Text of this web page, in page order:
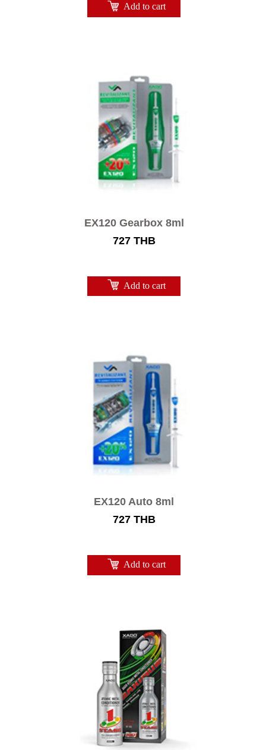
Add to cart
EX120 Gearbox 8ml
727 THB
Add to cart
EX120 Auto 8ml
727 THB
Add to cart